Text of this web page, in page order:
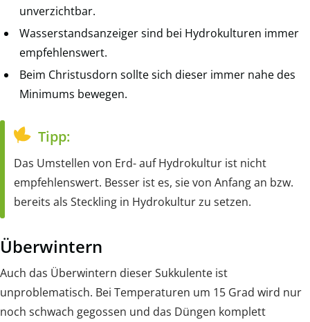
unverzichtbar.
Wasserstandsanzeiger sind bei Hydrokulturen immer
empfehlenswert.
Beim Christusdorn sollte sich dieser immer nahe des
Minimums bewegen.
Tipp:
Das Umstellen von Erd- auf Hydrokultur ist nicht
empfehlenswert. Besser ist es, sie von Anfang an bzw.
bereits als Steckling in Hydrokultur zu setzen.
Überwintern
Auch das Überwintern dieser Sukkulente ist
unproblematisch. Bei Temperaturen um 15 Grad wird nur
noch schwach gegossen und das Düngen komplett